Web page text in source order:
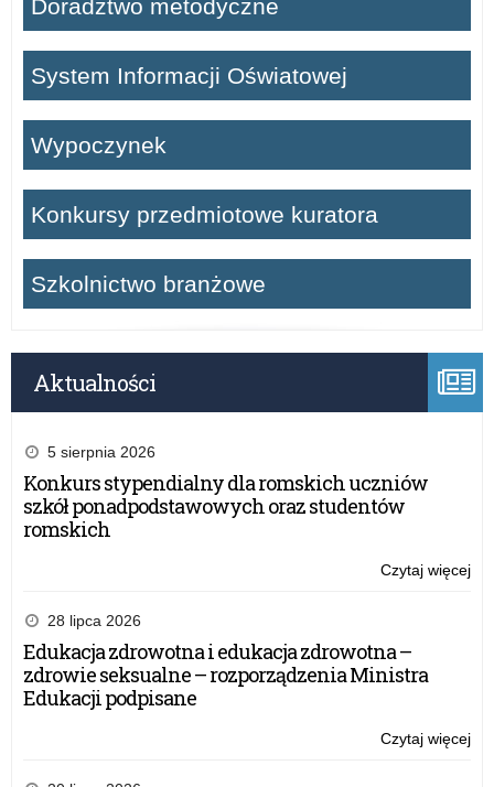
Doradztwo metodyczne
System Informacji Oświatowej
Wypoczynek
Konkursy przedmiotowe kuratora
Szkolnictwo branżowe
Aktualności
5 sierpnia 2026
Konkurs stypendialny dla romskich uczniów
szkół ponadpodstawowych oraz studentów
romskich
Czytaj więcej
28 lipca 2026
Edukacja zdrowotna i edukacja zdrowotna –
zdrowie seksualne – rozporządzenia Ministra
Edukacji podpisane
Czytaj więcej